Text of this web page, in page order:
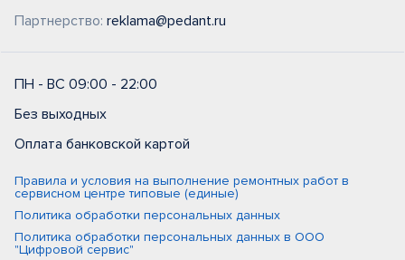
Партнерство: reklama@pedant.ru
ПН - ВС 09:00 - 22:00
Без выходных
Оплата банковской картой
Правила и условия на выполнение ремонтных работ в
сервисном центре типовые (единые)
Политика обработки персональных данных
Политика обработки персональных данных в ООО
"Цифровой сервис"